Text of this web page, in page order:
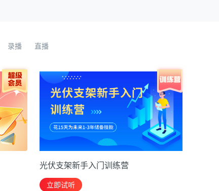
录播 直播
光伏支架新手入门训练营
立即试听